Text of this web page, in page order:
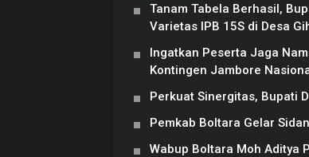
Tanam Tabela Berhasil,
Varietas IPB 15S di Desa
Ingatkan Peserta Jaga
Kontingen Jambore
Perkuat Sinergitas, Bupati
Pemkab Boltara Gelar
Wabup Boltara Moh Aditya